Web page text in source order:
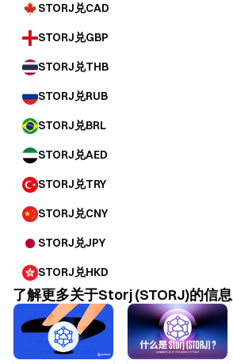
STORJ兑CAD
STORJ兑GBP
STORJ兑THB
STORJ兑RUB
STORJ兑BRL
STORJ兑AED
STORJ兑TRY
STORJ兑CNY
STORJ兑JPY
STORJ兑HKD
了解更多关于Storj (STORJ)的信息